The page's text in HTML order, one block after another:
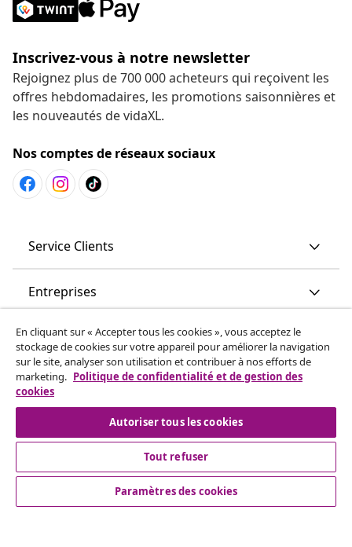
Inscrivez-vous à notre newsletter
Rejoignez plus de 700 000 acheteurs qui reçoivent les
offres hebdomadaires, les promotions saisonnières et
les nouveautés de vidaXL.
Nos comptes de réseaux sociaux
Service Clients
Entreprises
vidaXL
More content links
© 2008-2026 www.vidaxl.ch est un site web de TM
En cliquant sur « Accepter tous les cookies », vous acceptez le
stockage de cookies sur votre appareil pour améliorer la navigation
sur le site, analyser son utilisation et contribuer à nos efforts de
marketing. Politique de confidentialité et de gestion des
cookies
Autoriser tous les cookies
Tout refuser
Paramètres des cookies